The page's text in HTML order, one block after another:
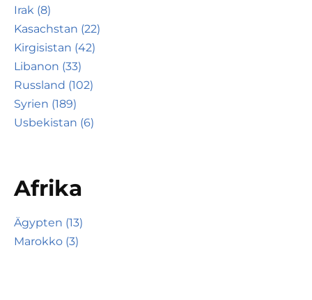
Irak (8)
Kasachstan (22)
Kirgisistan (42)
Libanon (33)
Russland (102)
Syrien (189)
Usbekistan (6)
Afrika
Ägypten (13)
Marokko (3)